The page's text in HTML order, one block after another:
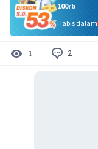
100rb
Habis dalam
1 2